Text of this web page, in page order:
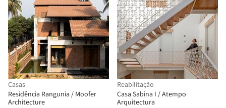
Casas
Residência Rangunia / Moofer
Architecture
Reabilitação
Casa Sabina I / Atempo
Arquitectura